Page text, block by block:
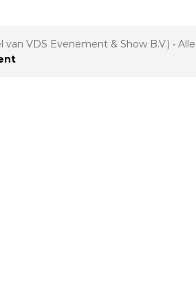
VDS Evenement & Show B.V.) •